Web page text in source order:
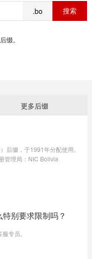
.bo
缀。
更多后缀
后缀，于1991年分配使用。
管理局：NIC Bolivia
别要求限制吗？
专员。